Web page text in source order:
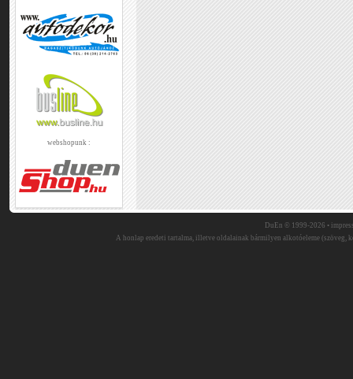
webshopunk :
DuEn © 1999-2026 •
A honlap eredeti tartalma, illetve oldalainak bármilyen alkotóeleme (szöveg,